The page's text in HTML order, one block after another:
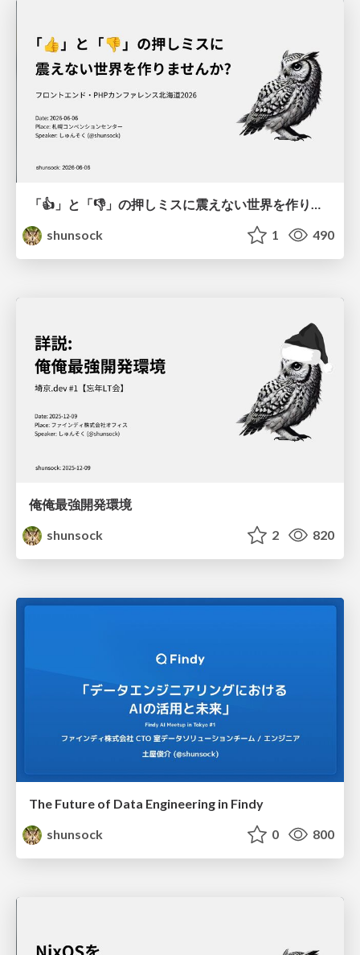
「👍」と「👎」の押しミスに震えない世界を作りませんか?
shunsock
1 490
俺俺最強開発環境
shunsock
2 820
The Future of Data Engineering in Findy
shunsock
0 800